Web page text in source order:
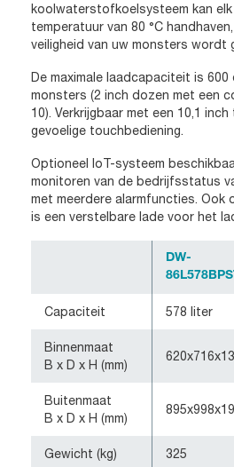
koolwaterstofkoelsysteem kan
temperatuur van 80 °C
veiligheid van uw monsters wordt
De maximale laadcapaciteit is 600
monsters (2 inch dozen met een
10). Verkrijgbaar met een 10,1
gevoelige touchbediening.
Optioneel IoT-systeem
monitoren van de bedrijfsstatus
met meerdere alarmfuncties. Ook
is een verstelbare lade voor het
DW-
Capaciteit 578 liter
Binnenmaat
B x D x H (mm)
Buitenmaat
B x D x H (mm)
Gewicht (kg) 325